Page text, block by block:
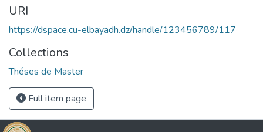
URI
https://dspace.cu-elbayadh.dz/handle/123456789/117
Collections
Théses de Master
Full item page